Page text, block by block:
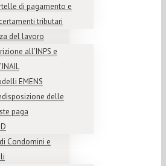
di pagamento e
tributari
del lavoro
all’INPS e
EMENS
delle
paga
Condomini e